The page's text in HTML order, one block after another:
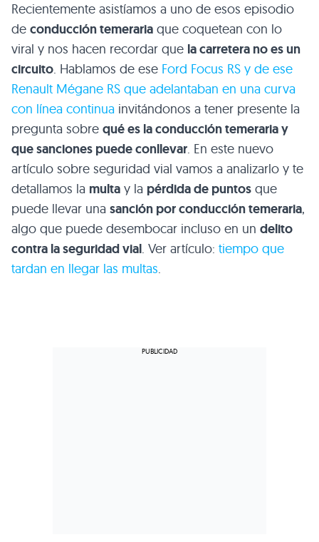
Recientemente asistíamos a uno de esos episodio
de conducción temeraria que coquetean con lo
viral y nos hacen recordar que la carretera no es un
circuito. Hablamos de ese Ford Focus RS y de ese
Renault Mégane RS que adelantaban en una curva
con línea continua invitándonos a tener presente la
pregunta sobre qué es la conducción temeraria y
que sanciones puede conllevar. En este nuevo
artículo sobre seguridad vial vamos a analizarlo y te
detallamos la multa y la pérdida de puntos que
puede llevar una sanción por conducción temeraria,
algo que puede desembocar incluso en un delito
contra la seguridad vial. Ver artículo: tiempo que
tardan en llegar las multas.